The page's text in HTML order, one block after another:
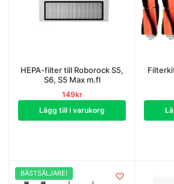
HEPA-filter till Roborock S5,
S6, S5 Max m.fl
149kr
Lägg till i varukorg
BÄSTSÄLJARE!